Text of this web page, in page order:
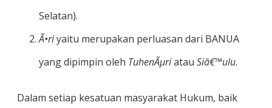
Selatan).
Ã•riyaitu merupakan perluasan dari BANUA
yang dipimpin oleh TuhenÃµriatau Siâ€™ulu.
Dalam setiap kesatuan masyarakat Hukum, baik